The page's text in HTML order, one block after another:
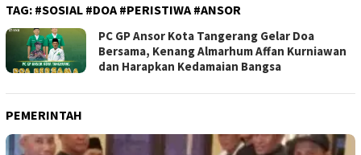
TAG: #SOSIAL #DOA #PERISTIWA #ANSOR
PC GP Ansor Kota Tangerang Gelar Doa
Bersama, Kenang Almarhum Affan Kurniawan
dan Harapkan Kedamaian Bangsa
PEMERINTAH